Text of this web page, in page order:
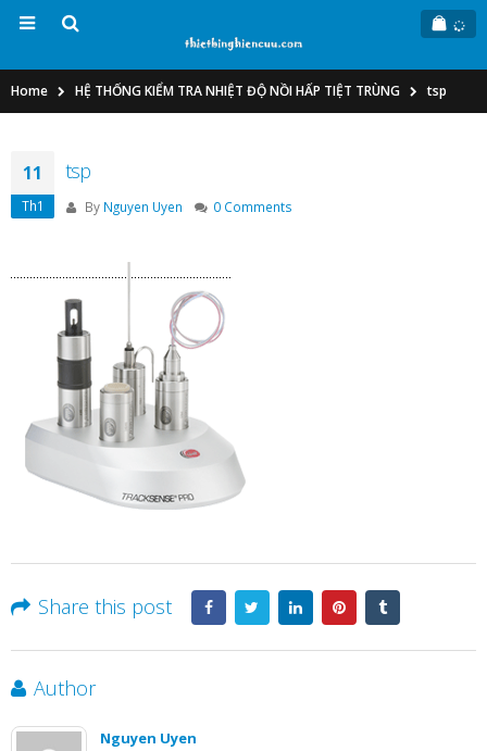
Home HỆ THỐNG KIỂM TRA NHIỆT ĐỘ NỒI HẤP TIỆT TRÙNG tsp
11
Th1
tsp
By Nguyen Uyen 0 Comments
Share this post
Author
Nguyen Uyen